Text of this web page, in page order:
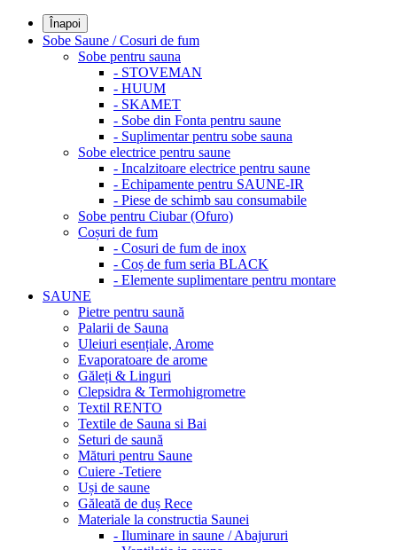
Înapoi
Sobe Saune / Cosuri de fum
Sobe pentru sauna
- STOVEMAN
- HUUM
- SKAMET
- Sobe din Fonta pentru saune
- Suplimentar pentru sobe sauna
Sobe electrice pentru saune
- Incalzitoare electrice pentru saune
- Echipamente pentru SAUNE-IR
- Piese de schimb sau consumabile
Sobe pentru Ciubar (Ofuro)
Coșuri de fum
- Cosuri de fum de inox
- Coș de fum seria BLACK
- Elemente suplimentare pentru montare
SAUNE
Pietre pentru saună
Palarii de Sauna
Uleiuri esențiale, Arome
Evaporatoare de arome
Găleți & Linguri
Clepsidra & Termohigrometre
Textil RENTO
Textile de Sauna si Bai
Seturi de saună
Mături pentru Saune
Cuiere -Tetiere
Uși de saune
Găleată de duș Rece
Materiale la constructia Saunei
- Iluminare in saune / Abajururi